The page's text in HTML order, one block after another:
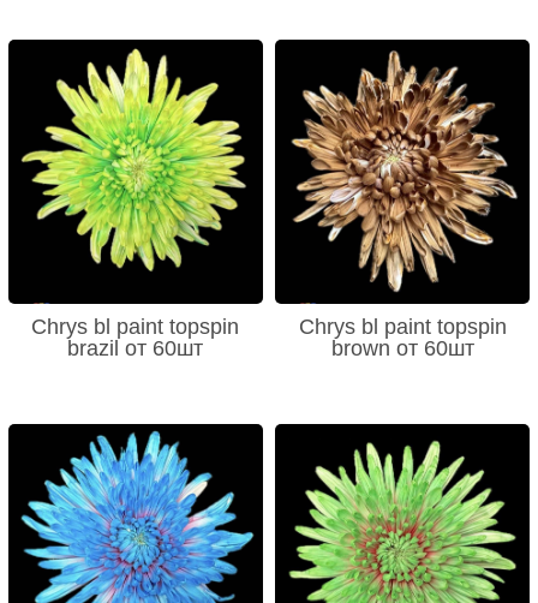
Chrys bl paint topspin
brazil от 60шт
Chrys bl paint topspin
brown от 60шт